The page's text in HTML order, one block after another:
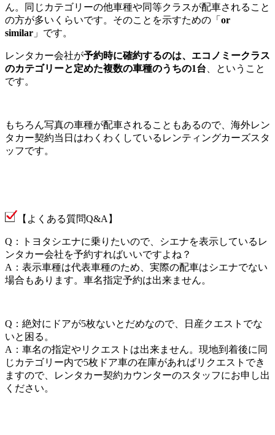
ん。同じカテゴリーの他車種や同等クラスが配車されること
の方が多いくらいです。そのことを示すための「 or
similar 」です。
レンタカー会社が予約時に確約するのは、エコノミークラス
のカテゴリーと定めた複数の車種のうちの1台 、ということ
です。
もちろん写真の車種が配車されることもあるので、海外レン
タカー契約当日はわくわくしているレンティングカーズスタ
ッフです。
【よくある質問Q&A】
Q：トヨタシエナに乗りたいので、シエナを表示しているレ
ンタカー会社を予約すればいいですよね？
A：表示車種は代表車種のため、実際の配車はシエナでない
場合もあります。車名指定予約は出来ません。
Q：絶対にドアが5枚ないとだめなので、日産クエストでな
いと困る。
A：車名の指定やリクエストは出来ません。現地到着後に同
じカテゴリー内で5枚ドア車の在庫があればリクエストでき
ますので、レンタカー契約カウンターのスタッフにお申し出
ください。